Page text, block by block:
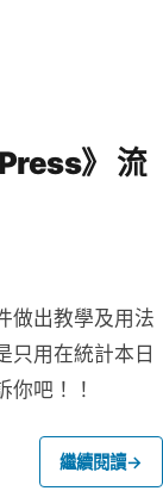
》 流
做出教學及用法
只用在統計本日
你吧！！
繼續閱讀→